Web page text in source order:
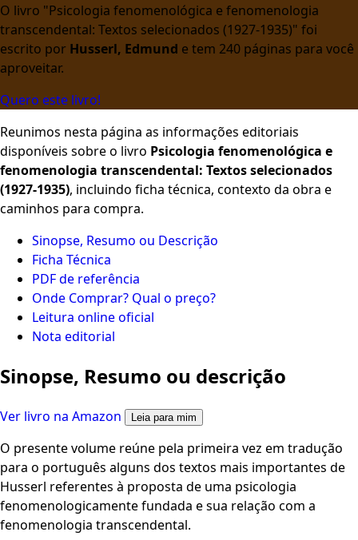
O livro "Psicologia fenomenológica e fenomenologia
transcendental: Textos selecionados (1927-1935)" foi
escrito por Husserl, Edmund e tem 240 páginas para você
aproveitar.
Quero este livro!
Reunimos nesta página as informações editoriais
disponíveis sobre o livro Psicologia fenomenológica e
fenomenologia transcendental: Textos selecionados
(1927-1935), incluindo ficha técnica, contexto da obra e
caminhos para compra.
Sinopse, Resumo ou Descrição
Ficha Técnica
PDF de referência
Onde Comprar? Qual o preço?
Leitura online oficial
Nota editorial
Sinopse, Resumo ou descrição
Ver livro na Amazon Leia para mim
O presente volume reúne pela primeira vez em tradução
para o português alguns dos textos mais importantes de
Husserl referentes à proposta de uma psicologia
fenomenologicamente fundada e sua relação com a
fenomenologia transcendental.